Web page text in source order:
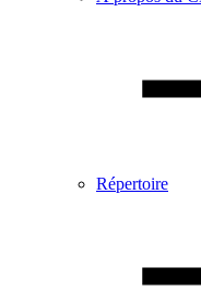
Répertoire